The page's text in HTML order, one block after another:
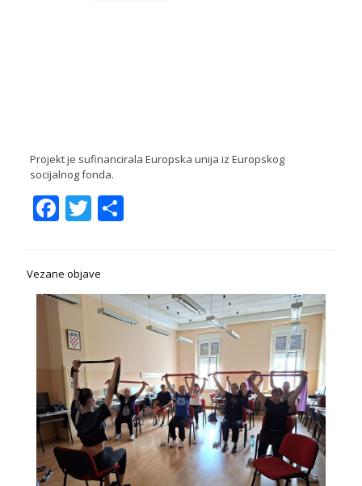
Projekt je sufinancirala Europska unija iz Europskog
socijalnog fonda.
Facebook
Twitter
Share
Vezane objave